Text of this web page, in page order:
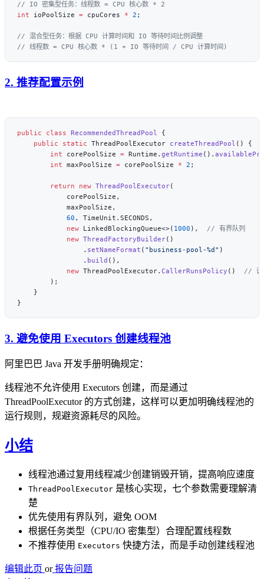
int ioPoolSize = cpuCores * 2
2. 推荐配置示例
public class RecommendedThreadPool
    public
static ThreadPoolExecutor createThreadPool
        int
corePoolSize = Runtime. getRuntime ().
        int
maxPoolSize = corePoolSize * 2
        return
new ThreadPoolExecutor
            60
            new
LinkedBlockingQueue<>( 1000 ),
            new
ThreadFactoryBuilder
                .
setNameFormat ( "business-pool-%d"
                .
build
            new
ThreadPoolExecutor. CallerRunsPolicy ()
3. 避免使用 Executors 创建线程池
阿里巴巴 Java 开发手册明确规定：
线程池不允许使用 Executors 创建，而是通过
ThreadPoolExecutor 的方式创建，这样可以更加明确线程池的
运行规则，规避资源耗尽的风险。
小结
线程池通过复用线程减少创建销毁开销，提高响应速度
ThreadPoolExecutor 是核心实现，七个参数需要理解清
楚
优先使用有界队列，避免 OOM
根据任务类型（CPU/IO 密集型）合理配置线程数
不推荐使用 Executors 快捷方法，而是手动创建线程池
编辑此页 or报告问题